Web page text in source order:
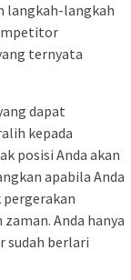
langkah-langkah
ternyata
dapat
kepada
posisi Anda akan
apabila Anda
Anda hanya
sudah berlari